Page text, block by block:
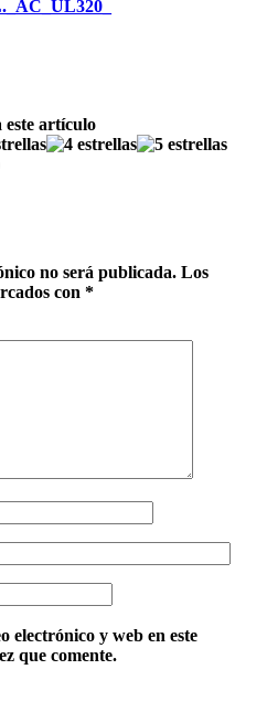
este artículo
no será publicada. Los
con *
electrónico y web en este
que comente.